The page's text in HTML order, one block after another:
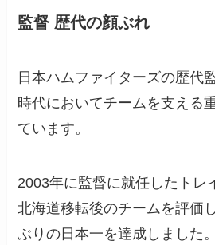
監督 歴代の顔ぶれ
日本ハムファイターズの歴代
時代においてチームを支える
ています。
2003年に監督に就任したトレ
北海道移転後のチームを評価
ぶりの日本一を達成しました。